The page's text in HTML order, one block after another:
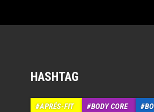
HASHTAG
APRÉS-FIT BODY CORE